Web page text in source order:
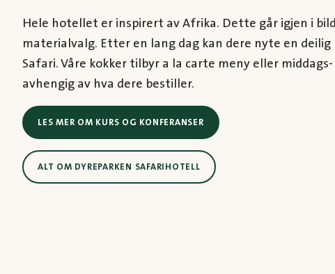
Hele hotellet er inspirert av Afrika. Dette går igjen i
materialvalg. Etter en lang dag kan dere nyte en deilig
Safari. Våre kokker tilbyr a la carte meny eller
avhengig av hva dere bestiller.
LES MER OM KURS OG KONFERANSER
ALT OM DYREPARKEN SAFARIHOTELL